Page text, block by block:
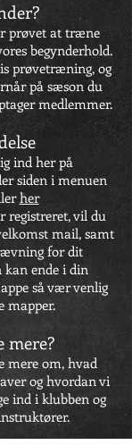
prøvet at træne
begynderhold.
prøvetræning, og
på sæson du
medlemmer.
ind her på
siden i menuen
her
registreret, vil du
mail, samt
for dit
ende i din
så vær venlig
mapper.
mere?
mere om, hvad
og hvordan vi
ind i klubben og